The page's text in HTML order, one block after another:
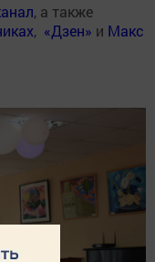
, а также
, «Дзен» и Макс